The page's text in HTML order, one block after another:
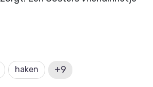
nodig, 2 zwarte
door designer: Ebrine
haken +9